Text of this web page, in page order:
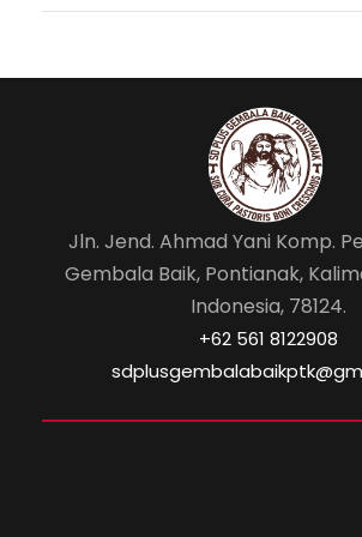
k
Jln. Jend. Ahmad Yani Komp.
Gembala Baik, Pontianak,
Indonesia, 78124.
‎+62 561 8122908